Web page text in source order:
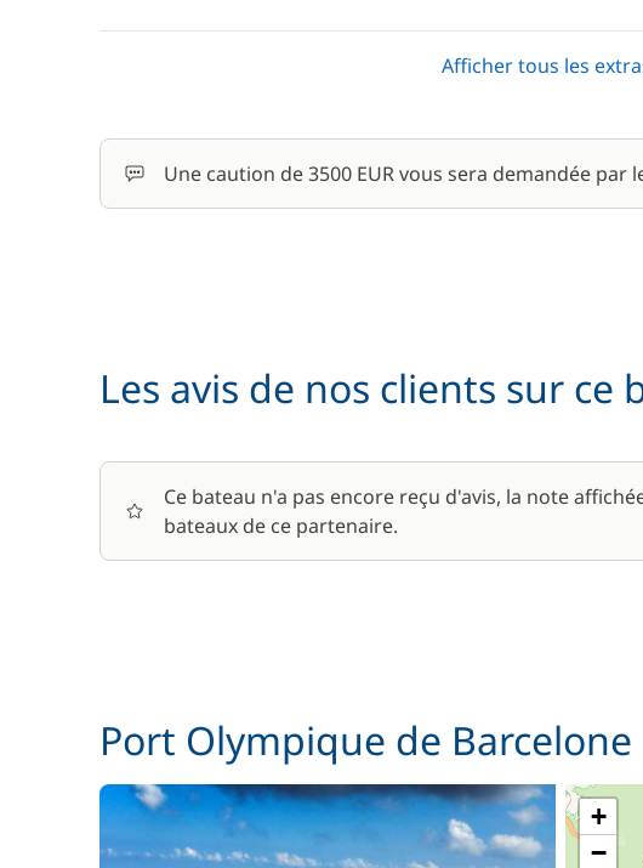
Moteur Hors Bord
Skipper (repas non inclus)
Afficher tous les
Une caution de 3500 EUR vous sera demandée
Les avis de nos clients sur ce
Ce bateau n'a pas encore reçu d'avis, la note
bateaux de ce partenaire.
Port Olympique de Barcelone
+
−